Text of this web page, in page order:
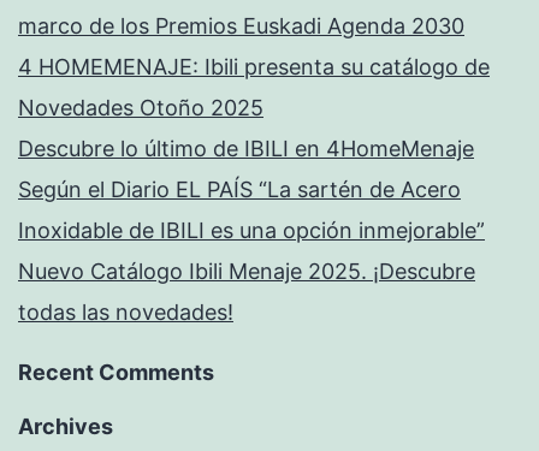
marco de los Premios Euskadi Agenda 2030
4 HOMEMENAJE: Ibili presenta su catálogo de
Novedades Otoño 2025
Descubre lo último de IBILI en 4HomeMenaje
Según el Diario EL PAÍS “La sartén de Acero
Inoxidable de IBILI es una opción inmejorable”
Nuevo Catálogo Ibili Menaje 2025. ¡Descubre
todas las novedades!
Recent Comments
Archives